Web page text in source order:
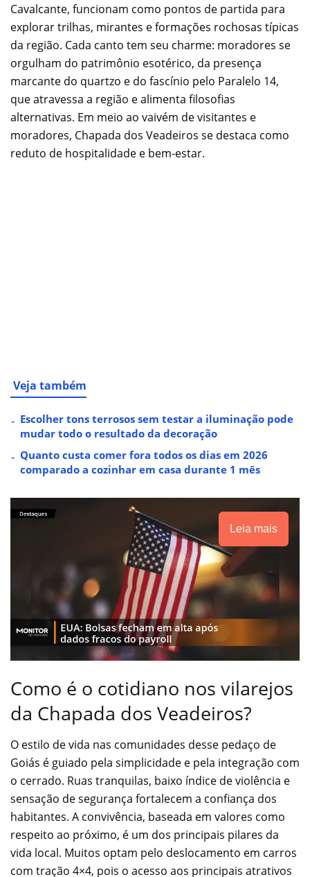
Cavalcante, funcionam como pontos de partida para
explorar trilhas, mirantes e formações rochosas típicas
da região. Cada canto tem seu charme: moradores se
orgulham do patrimônio esotérico, da presença
marcante do quartzo e do fascínio pelo Paralelo 14,
que atravessa a região e alimenta filosofias
alternativas. Em meio ao vaivém de visitantes e
moradores, Chapada dos Veadeiros se destaca como
reduto de hospitalidade e bem-estar.
Veja também
Escolher tons terrosos sem testar a iluminação pode
mudar todo o resultado da decoração
Quanto custa comer fora todos os dias em 2026
comparado a cozinhar em casa durante 1 mês
Leia mais
Como é o cotidiano nos vilarejos
da Chapada dos Veadeiros?
O estilo de vida nas comunidades desse pedaço de
Goiás é guiado pela simplicidade e pela integração com
o cerrado. Ruas tranquilas, baixo índice de violência e
sensação de segurança fortalecem a confiança dos
habitantes. A convivência, baseada em valores como
respeito ao próximo, é um dos principais pilares da
vida local. Muitos optam pelo deslocamento em carros
com tração 4×4, pois o acesso aos principais atrativos